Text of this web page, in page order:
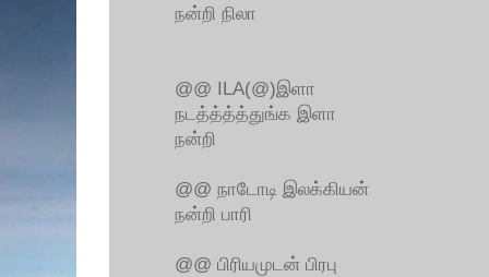
நன்றி நிலா
@@ ILA(@)இளா
நடத்த்த்த்துங்க இளா
நன்றி
@@ நாடோடி இலக்கியன்
நன்றி பாரி
@@ பிரியமுடன் பிரபு